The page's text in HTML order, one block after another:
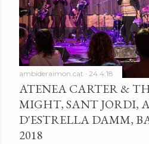
ambideraimon.cat 24.4.18
ATENEA CARTER &
MIGHT, SANT JORDI,
D'ESTRELLA DAMM,
2018